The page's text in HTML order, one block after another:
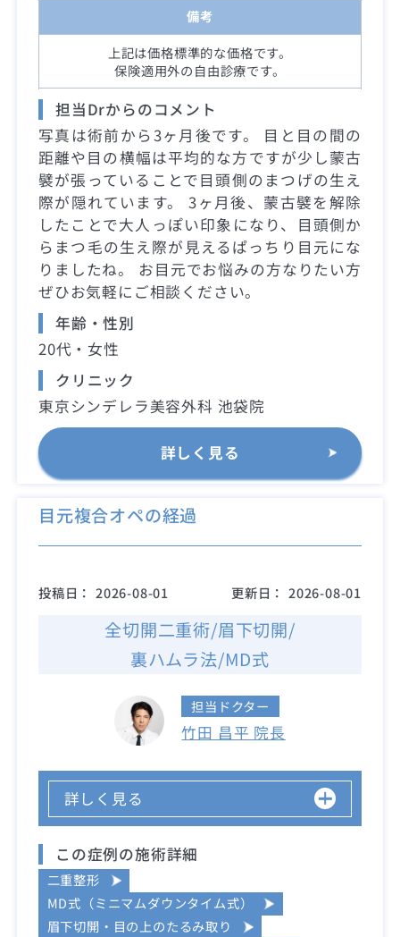
備考
上記は価格標準的な価格です。
保険適用外の自由診療です。
担当Drからのコメント
写真は術前から3ヶ月後です。 目と目の間の
距離や目の横幅は平均的な方ですが少し蒙古
襞が張っていることで目頭側のまつげの生え
際が隠れています。 3ヶ月後、蒙古襞を解除
したことで大人っぽい印象になり、目頭側か
らまつ毛の生え際が見えるぱっちり目元にな
りましたね。 お目元でお悩みの方なりたい方
ぜひお気軽にご相談ください。
年齢・性別
20代・女性
クリニック
東京シンデレラ美容外科 池袋院
詳しく見る
目元複合オペの経過
投稿日： 2026-08-01 更新日： 2026-08-01
全切開二重術/眉下切開/
裏ハムラ法/MD式
担当ドクター
竹田 昌平 院長
詳しく見る
この症例の施術詳細
二重整形
MD式（ミニマムダウンタイム式）
眉下切開・目の上のたるみ取り